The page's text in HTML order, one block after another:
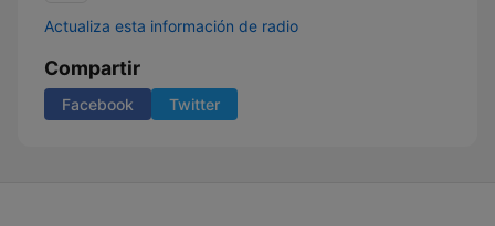
Actualiza esta información de radio
Compartir
Facebook Twitter